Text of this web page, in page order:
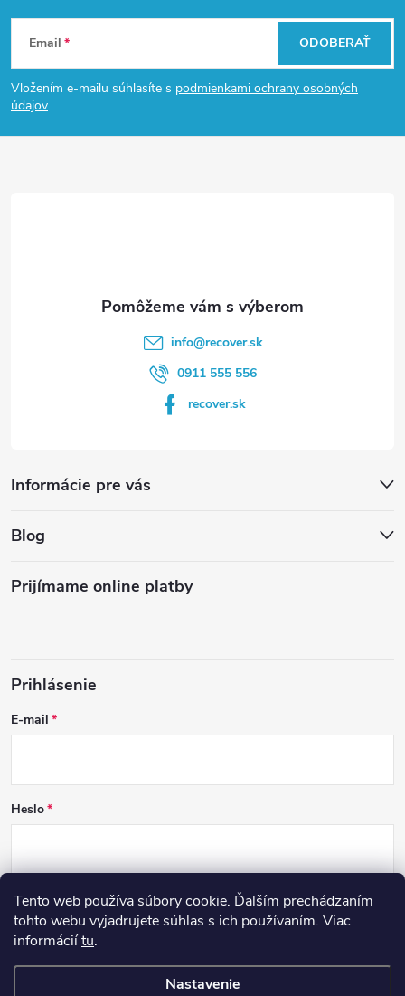
Tento web používa súbory cookie. Ďalším prechádzaním
tohto webu vyjadrujete súhlas s ich používaním. Viac
informáciítu.
Nastavenie
Z
á
p
Email
Vložením e-mailu súhlasíte s podmienkami ochrany osobných
údajov
ODOBERAŤ
info@recover.sk
0911 555 556
recover.sk
Informácie pre vás
Blog
Prijímame online platby
Prihlásenie
E-mail
Heslo
PRIHLÁSIŤ SA